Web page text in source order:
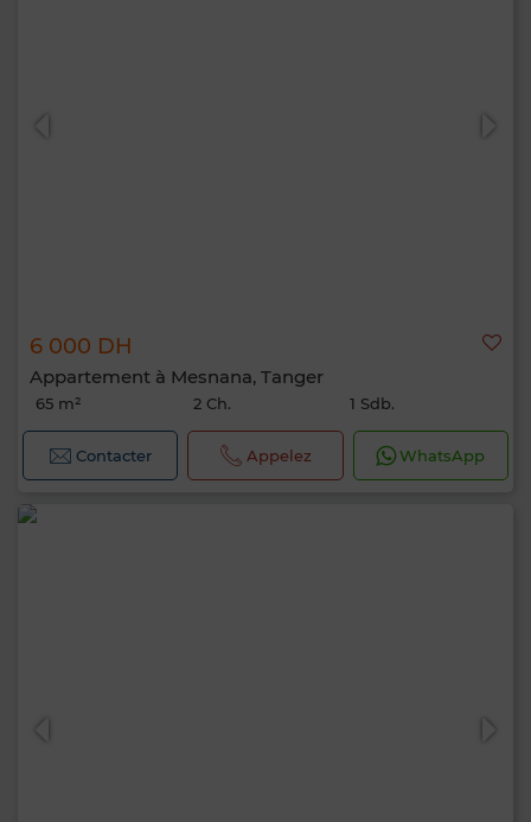
6 000 DH
Appartement à Mesnana, Tanger
65 m² 2 Ch. 1 Sdb.
Contacter Appelez WhatsApp